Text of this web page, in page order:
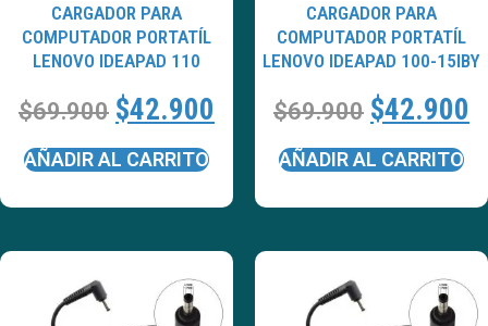
CARGADOR PARA
COMPUTADOR PORTATÍL
LENOVO IDEAPAD 110
$69.900 $42.900
AÑADIR AL CARRITO
CARGADOR PARA
COMPUTADOR PORTATÍL
LENOVO IDEAPAD 100-15IBY
$69.900 $42.900
AÑADIR AL CARRITO